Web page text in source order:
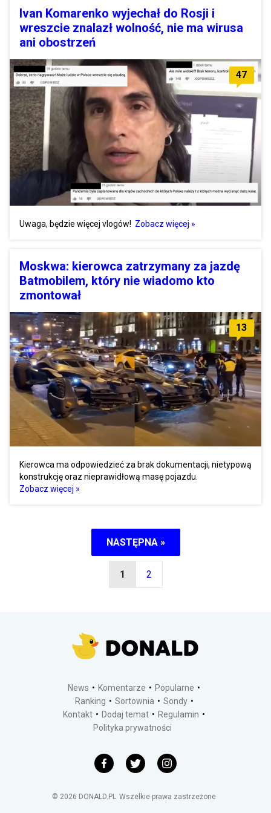
Ivan Komarenko wyjechał do Rosji i
wreszcie znalazł wolność, nie ma wirusa
ani obostrzeń
47
Uwaga, będzie więcej vlogów! Zobacz więcej »
Moskwa: kierowca zatrzymany za jazdę
Batmobilem, który nie wiadomo kto
zmontował
13
Kierowca ma odpowiedzieć za brak dokumentacji, nietypową
konstrukcję oraz nieprawidłową masę pojazdu.
Zobacz więcej »
NASTĘPNA »
1 2
News Komentarze
Popularne
Ranking
Sortownia
Sondy
Kontakt
Dodaj temat
Regulamin
Polityka prywatności
© 2026 DONALD.PL Wszelkie prawa zastrzeżone